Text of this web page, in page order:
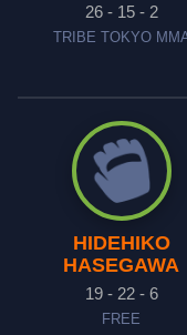
26 - 15 - 2
TRIBE TOKYO
HIDEHIKO
HASEGAWA
19 - 22 - 6
FREE